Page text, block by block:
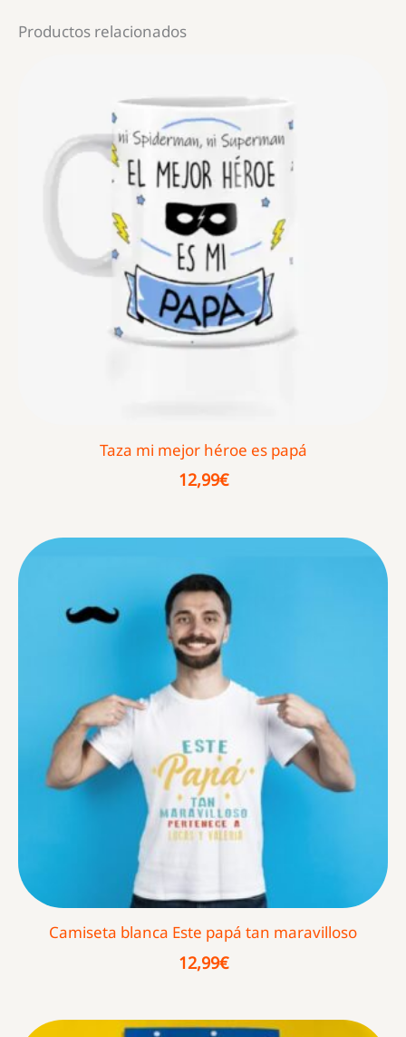
Productos relacionados
Taza mi mejor héroe es papá
12,99€
Camiseta blanca Este papá tan maravilloso
12,99€